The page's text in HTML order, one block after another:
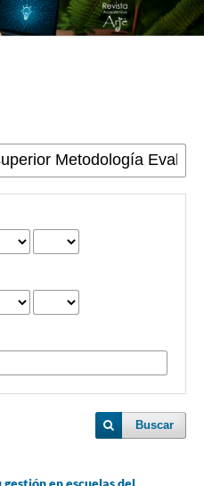
Buscar
en escuelas del